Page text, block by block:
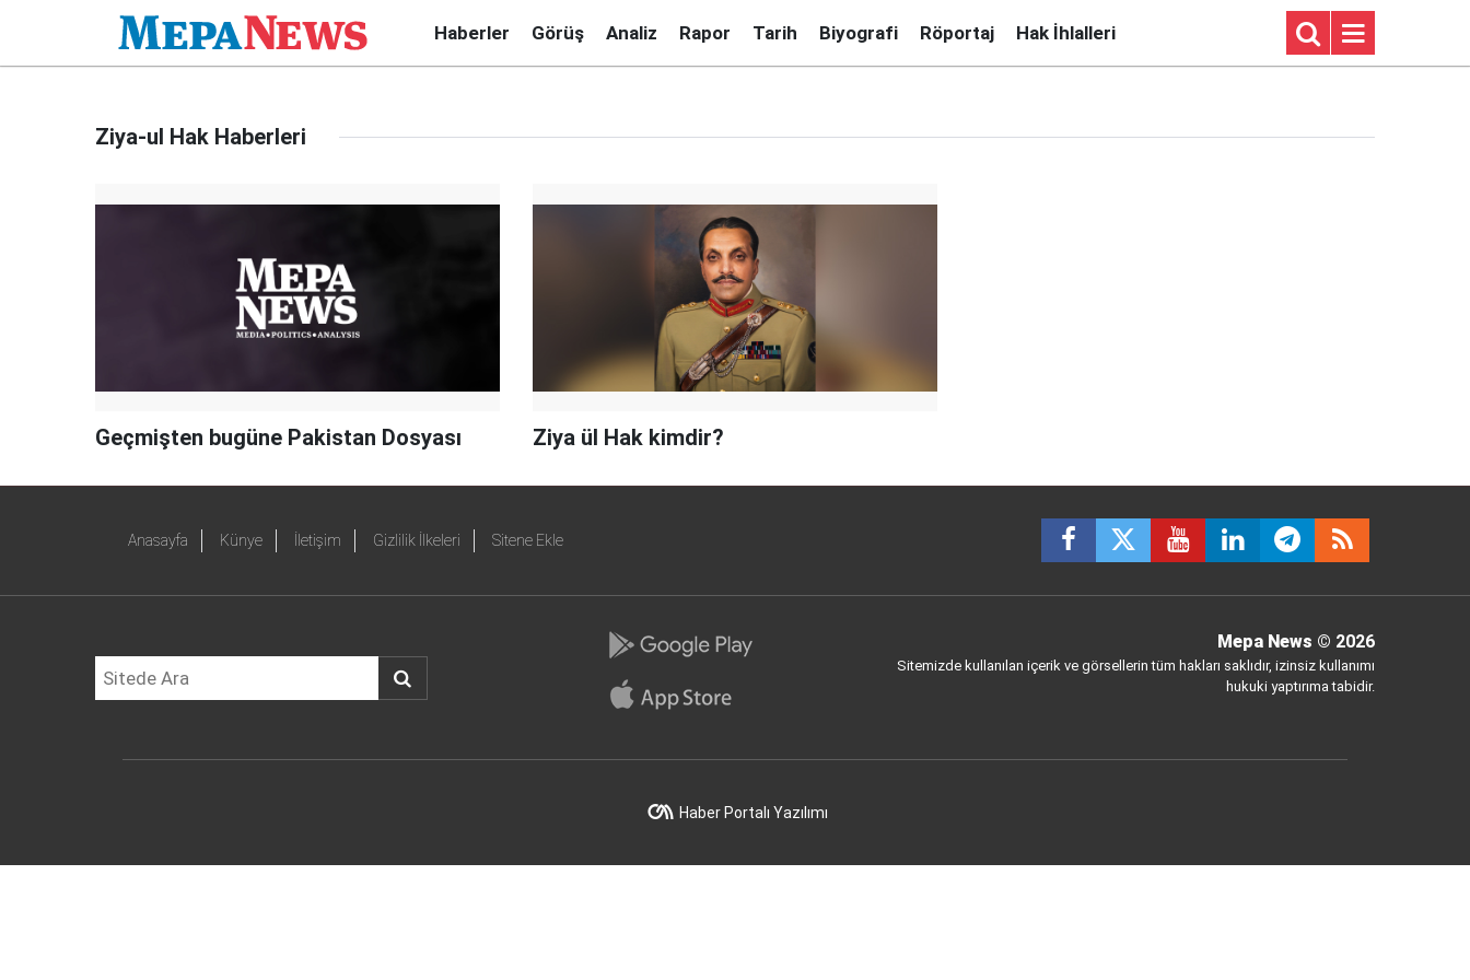
Haberler Görüş Analiz Rapor Tarih Biyografi Röportaj Hak İhlalleri
Ziya-ul Hak Haberleri
Geçmişten bugüne Pakistan Dosyası Ziya ül Hak kimdir?
Anasayfa Künye İletişim Gizlilik İlkeleri Sitene Ekle
Mepa News © 2026
Sitemizde kullanılan içerik ve görsellerin tüm hakları saklıdır, izinsiz kullanımı
hukuki yaptırıma tabidir.
Haber Portalı Yazılımı